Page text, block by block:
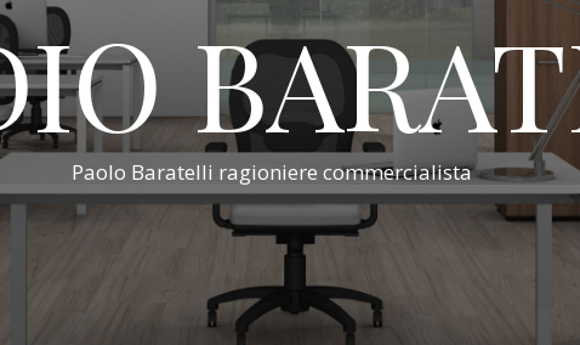
Paolo Baratelli ragioniere commercialista